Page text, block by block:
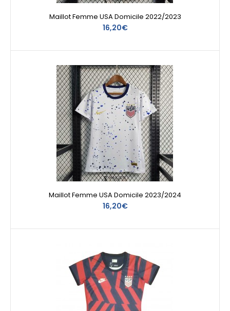
Maillot Femme USA Domicile 2022/2023
16,20€
Maillot Femme USA Domicile 2023/2024
16,20€